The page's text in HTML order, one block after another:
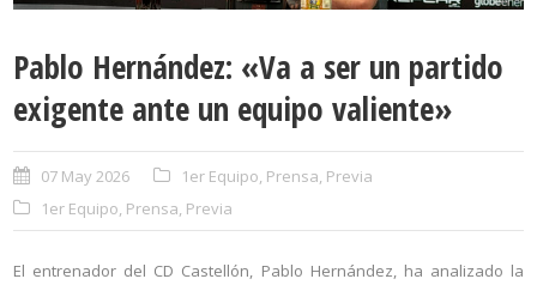
Pablo Hernández: «Va a ser un partido
exigente ante un equipo valiente»
07 May 2026 1er Equipo, Prensa, Previa
1er Equipo, Prensa, Previa
El entrenador del CD Castellón, Pablo Hernández, ha analizado la